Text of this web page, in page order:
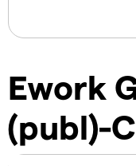
Ework
(publ)-